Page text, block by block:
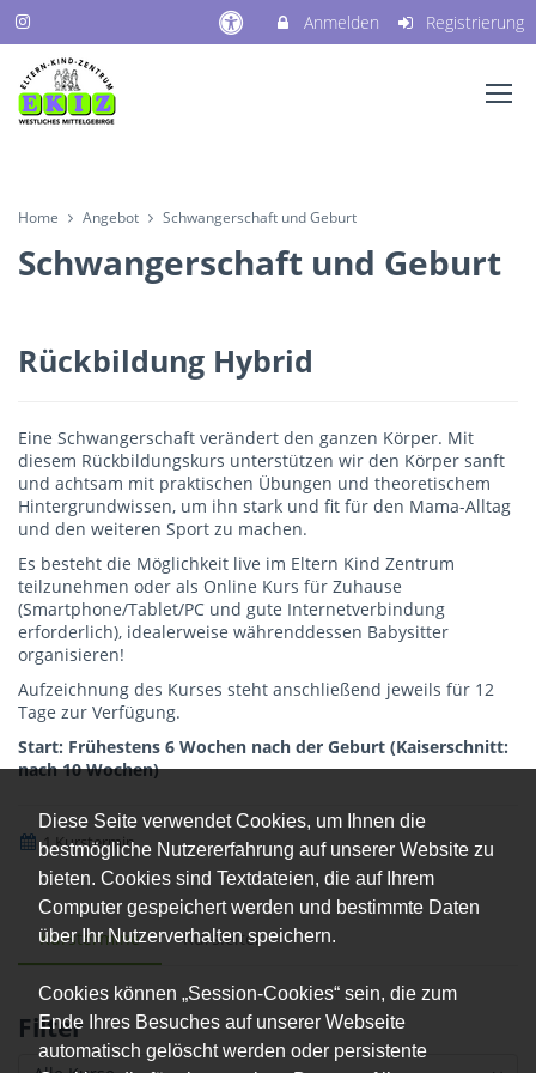
Diese Seite verwendet Cookies, um Ihnen die
bestmögliche Nutzererfahrung auf unserer Website zu
bieten. Cookies sind Textdateien, die auf Ihrem
Computer gespeichert werden und bestimmte Daten
über Ihr Nutzerverhalten speichern.
Cookies können „Session-Cookies“ sein, die zum
Ende Ihres Besuches auf unserer Webseite
automatisch gelöscht werden oder persistente
Anmelden Registrierung
Home Angebot Schwangerschaft und Geburt
Schwangerschaft und Geburt
Rückbildung Hybrid
Eine Schwangerschaft verändert den ganzen Körper. Mit
diesem Rückbildungskurs unterstützen wir den Körper sanft
und achtsam mit praktischen Übungen und theoretischem
Hintergrundwissen, um ihn stark und fit für den Mama-Alltag
und den weiteren Sport zu machen.
Es besteht die Möglichkeit live im Eltern Kind Zentrum
teilzunehmen oder als Online Kurs für Zuhause
(Smartphone/Tablet/PC und gute Internetverbindung
erforderlich), idealerweise währenddessen Babysitter
organisieren!
Aufzeichnung des Kurses steht anschließend jeweils für 12
Tage zur Verfügung.
Start: Frühestens 6 Wochen nach der Geburt (Kaiserschnitt:
nach 10 Wochen)
1 Kurstermin
Kurstermine Kursleiter
Filter